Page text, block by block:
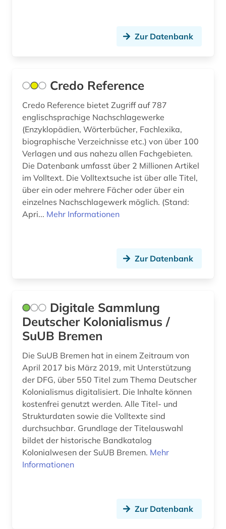
Zur Datenbank
Credo Reference
Credo Reference bietet Zugriff auf 787
englischsprachige Nachschlagewerke
(Enzyklopädien, Wörterbücher, Fachlexika,
biographische Verzeichnisse etc.) von über 100
Verlagen und aus nahezu allen Fachgebieten.
Die Datenbank umfasst über 2 Millionen Artikel
im Volltext. Die Volltextsuche ist über alle Titel,
über ein oder mehrere Fächer oder über ein
einzelnes Nachschlagewerk möglich. (Stand:
Apri... Mehr Informationen
Zur Datenbank
Digitale Sammlung
Deutscher Kolonialismus /
SuUB Bremen
Die SuUB Bremen hat in einem Zeitraum von
April 2017 bis März 2019, mit Unterstützung
der DFG, über 550 Titel zum Thema Deutscher
Kolonialismus digitalisiert. Die Inhalte können
kostenfrei genutzt werden. Alle Titel- und
Strukturdaten sowie die Volltexte sind
durchsuchbar. Grundlage der Titelauswahl
bildet der historische Bandkatalog
Kolonialwesen der SuUB Bremen. Mehr
Informationen
Zur Datenbank